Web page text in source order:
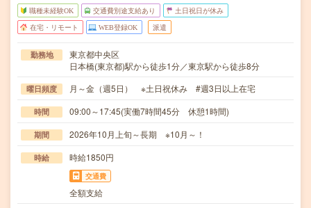
職種未経験OK 交通費別途支給あり 土日祝日が休み
在宅・リモート WEB登録OK 派遣
勤務地
東京都中央区
日本橋(東京都)駅から徒歩1分／東京駅から徒歩8分
曜日頻度 月～金（週5日） ※土日祝休み #週3日以上在宅
時間 09:00～17:45(実働7時間45分 休憩1時間)
期間 2026年10月上旬～長期 ※10月～！
時給 時給1850円
交通費
全額支給